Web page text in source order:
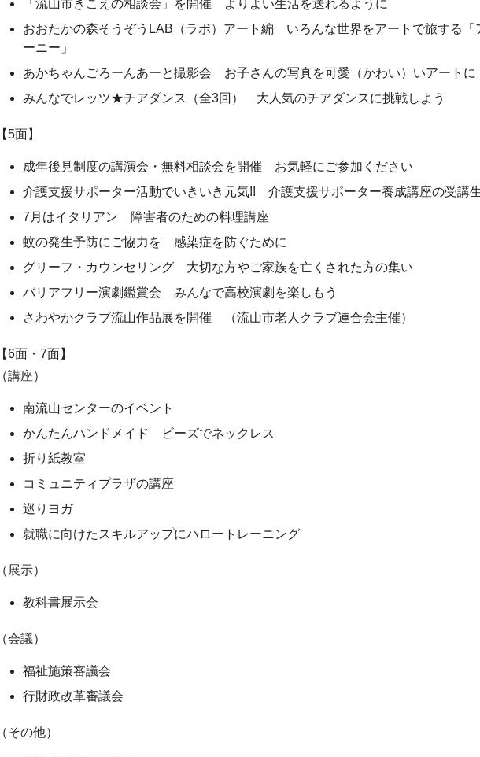
「流山市きこえの相談会」を開催 よりよい生活を送れるように
おおたかの森そうぞうLAB（ラボ）アート編 いろんな世界をアートで旅する「
ーニー」
あかちゃんごろーんあーと撮影会 お子さんの写真を可愛（かわい）いアートに
みんなでレッツ★チアダンス（全3回） 大人気のチアダンスに挑戦しよう
【5面】
成年後見制度の講演会・無料相談会を開催 お気軽にご参加ください
介護支援サポーター活動でいきいき元気!! 介護支援サポーター養成講座の受講
7月はイタリアン 障害者のための料理講座
蚊の発生予防にご協力を 感染症を防ぐために
グリーフ・カウンセリング 大切な方やご家族を亡くされた方の集い
バリアフリー演劇鑑賞会 みんなで高校演劇を楽しもう
さわやかクラブ流山作品展を開催 （流山市老人クラブ連合会主催）
【6面・7面】
（講座）
南流山センターのイベント
かんたんハンドメイド ビーズでネックレス
折り紙教室
コミュニティプラザの講座
巡りヨガ
就職に向けたスキルアップにハロートレーニング
（展示）
教科書展示会
（会議）
福祉施策審議会
行財政改革審議会
（その他）